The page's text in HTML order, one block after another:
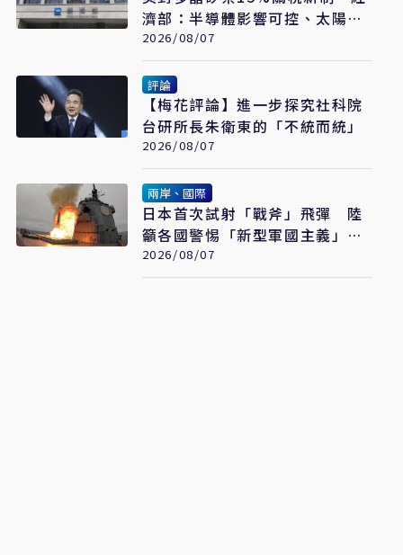
濟部：半導體影響可控、太陽能
產業衝擊有限
2026/08/07
評論
【梅花評論】進一步探究社科院
台研所長朱衛東的「不統而統」
2026/08/07
兩岸、國際
日本首次試射「戰斧」飛彈 陸
籲各國警惕「新型軍國主義」發
展
2026/08/07